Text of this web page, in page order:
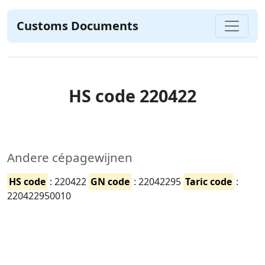
Customs Documents
HS code 220422
Andere cépagewijnen
HS code : 220422 GN code : 22042295 Taric code :
220422950010